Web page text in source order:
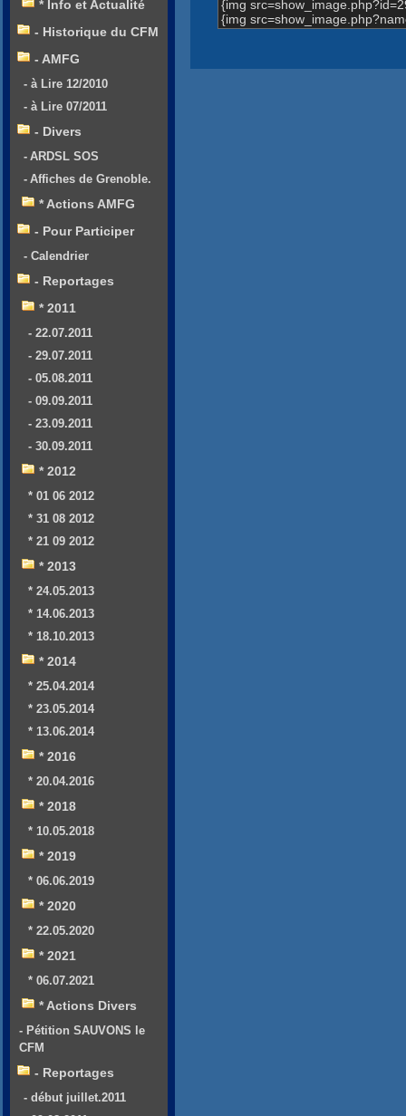
{img
{img
* Info et Actualité
- Historique du CFM
- AMFG
- à Lire 12/2010
- à Lire 07/2011
- Divers
- ARDSL SOS
- Affiches de Grenoble.
* Actions AMFG
- Pour Participer
- Calendrier
- Reportages
* 2011
- 22.07.2011
- 29.07.2011
- 05.08.2011
- 09.09.2011
- 23.09.2011
- 30.09.2011
* 2012
* 01 06 2012
* 31 08 2012
* 21 09 2012
* 2013
* 24.05.2013
* 14.06.2013
* 18.10.2013
* 2014
* 25.04.2014
* 23.05.2014
* 13.06.2014
* 2016
* 20.04.2016
* 2018
* 10.05.2018
* 2019
* 06.06.2019
* 2020
* 22.05.2020
* 2021
* 06.07.2021
* Actions Divers
- Pétition SAUVONS le
CFM
- Reportages
- début juillet.2011